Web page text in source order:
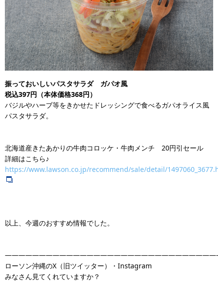
振っておいしいパスタサラダ ガパオ風
税込397円（本体価格368円）
バジルやハーブ等をきかせたドレッシングで食べるガパオライス風
パスタサラダ。
北海道産きたあかりの牛肉コロッケ・牛肉メンチ 20円引セール
詳細はこちら♪
https://www.lawson.co.jp/recommend/sale/detail/
以上、今週のおすすめ情報でした。
ローソン沖縄のX（旧ツイッター）・Instagram
みなさん見てくれていますか？